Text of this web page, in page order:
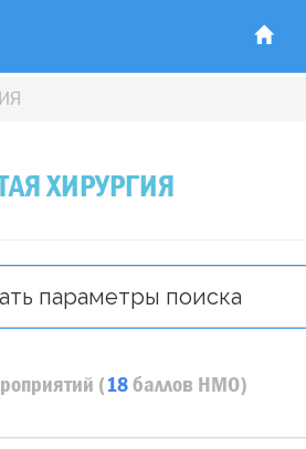
ХИРУРГИЯ
параметры поиска
(18баллов НМО)